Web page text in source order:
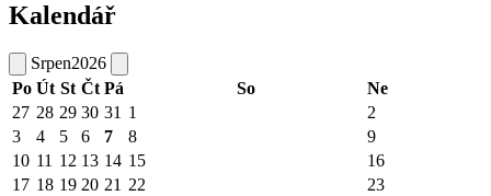
Kalendář
Srpen2026
Po Út St Čt Pá So
Ne
27 28 29 30 31 1
2
3
4 5 6 7 8
9
10 11 12 13 14 15
16
17 18 19 20 21 22 23